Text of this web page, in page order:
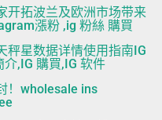
开拓波兰及欧洲市场带来
漲粉 ,ig 粉絲 購買
秤星数据详情使用指南IG
,IG 購買,IG 软件
！wholesale ins